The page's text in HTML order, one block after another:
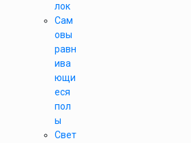
лок
Сам
овы
равн
ива
ющи
еся
пол
ы
Свет